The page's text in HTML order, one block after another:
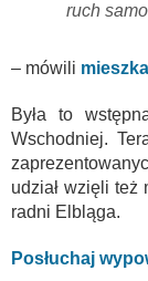
ruch
– mówili
Była to
Wschodniej.
udział wzięli też
radni Elbląga.
Posłuchaj